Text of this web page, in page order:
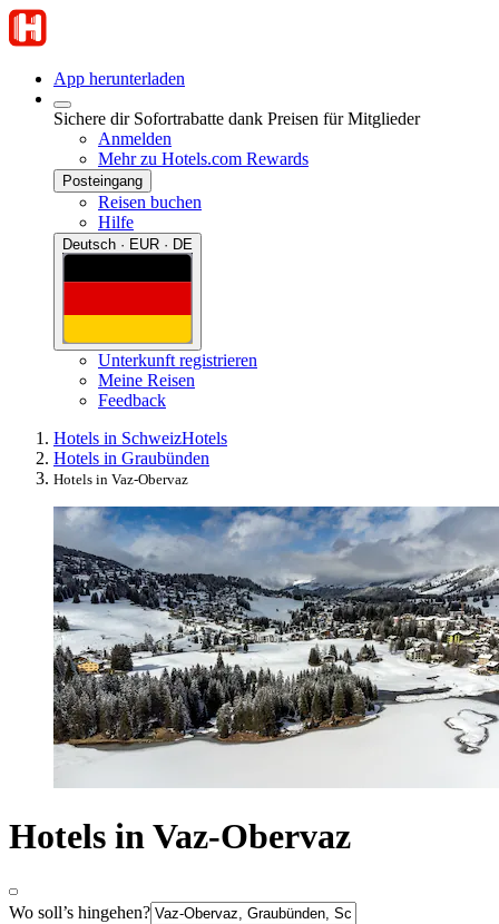
App herunterladen
Sichere dir Sofortrabatte dank Preisen für Mitglieder
Anmelden
Mehr zu Hotels.com Rewards
Posteingang
Reisen buchen
Hilfe
Deutsch · EUR · DE
Unterkunft registrieren
Meine Reisen
Feedback
Hotels in SchweizHotels
Hotels in Graubünden
Hotels in Vaz-Obervaz
Hotels in Vaz-Obervaz
Wo soll’s hingehen?